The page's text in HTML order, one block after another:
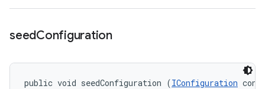
seedConfiguration
public void seedConfiguration (IConfiguration